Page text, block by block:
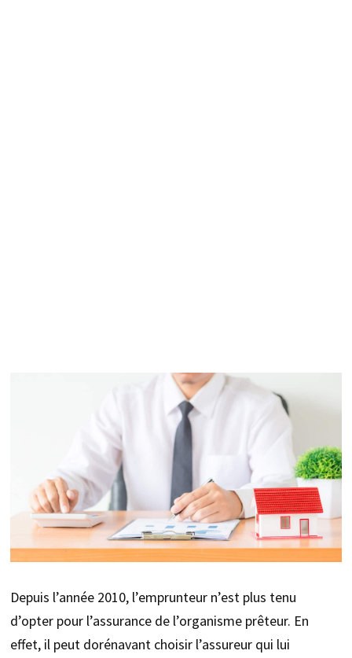
Depuis l’année 2010, l’emprunteur n’est plus tenu
d’opter pour l’assurance de l’organisme prêteur. En
effet, il peut dorénavant choisir l’assureur qui lui